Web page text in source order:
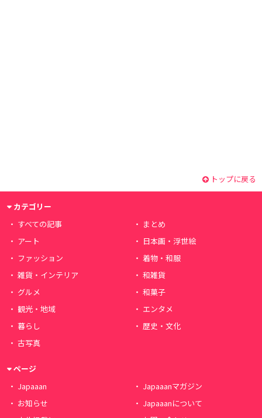
トップに戻る
カテゴリー
すべての記事
まとめ
アート
日本画・浮世絵
ファッション
着物・和服
雑貨・インテリア
和雑貨
グルメ
和菓子
観光・地域
エンタメ
暮らし
歴史・文化
古写真
ページ
Japaaan
Japaaanマガジン
お知らせ
Japaaanについて